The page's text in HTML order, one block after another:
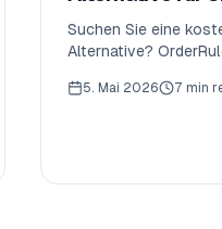
Suchen Sie eine
Alternative?
Kunden-Limits (statt
5. Mai 2026 7 min